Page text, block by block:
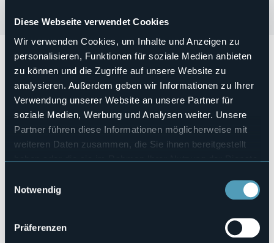
Diese Webseite verwendet Cookies
Wir verwenden Cookies, um Inhalte und Anzeigen zu
personalisieren, Funktionen für soziale Medien anbieten
zu können und die Zugriffe auf unsere Website zu
analysieren. Außerdem geben wir Informationen zu Ihrer
Verwendung unserer Website an unsere Partner für
soziale Medien, Werbung und Analysen weiter. Unsere
Partner führen diese Informationen möglicherweise mit
weiteren Daten zusammen, die Sie ihnen bereitgestellt
haben oder die sie im Rahmen Ihrer Nutzung der Dienste
Notwendig
Präferenzen
In occasione della festa della donna,venerdì 8 Marzo alle
ore 21:00si terrà"Ragazza profumata dei miei pensieri
con musiche dal jazz ai cantautori italiani.
Veranstaltungsmanager
Pro Loco
Veranstaltungsort
Cappella Mellerio
Telefon
+39 327 9203110
prolocodomo@gmail.com
Domodossola/100088671903255/